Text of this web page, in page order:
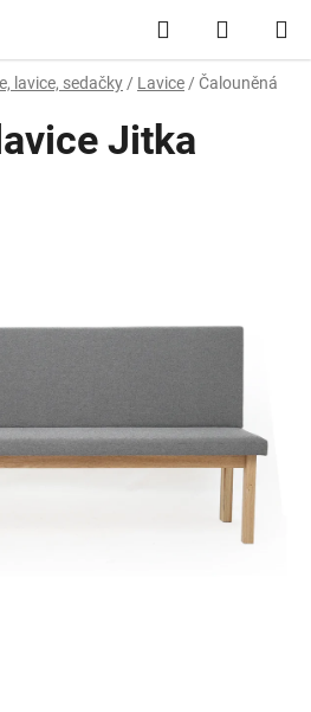
Hledat
KOŠÍK
lavice, sedačky / Lavice / Čalouněná
Jitka